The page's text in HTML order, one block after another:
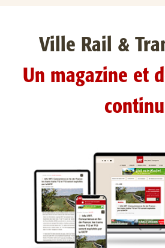
Ville Rail &
Un magazine et
continu